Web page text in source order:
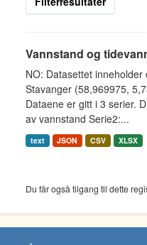
Vannstand og
NO: Datasettet
Stavanger (58,969975,
Dataene er gitt i 3 serier.
av vannstand Serie2:...
text JSON CSV XLSX
Du får også tilgang til dette